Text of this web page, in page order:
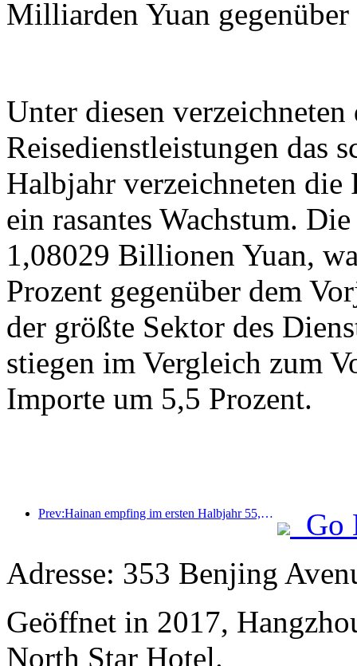
Milliarden Yuan
Unter diesen
Reisedienstleistungen das
Halbjahr verzeichneten
ein rasantes Wachstum.
1,08029 Billionen Yuan,
Prozent gegenüber dem
der größte Sektor des
stiegen im Vergleich zum
Importe um 5,5 Prozent.
Prev:Hainan empfing im ersten Halbjahr 55,2129 Millionen Touristen
Go
Adresse: 353 Benjing
Geöffnet in 2017,
North Star Hotel.